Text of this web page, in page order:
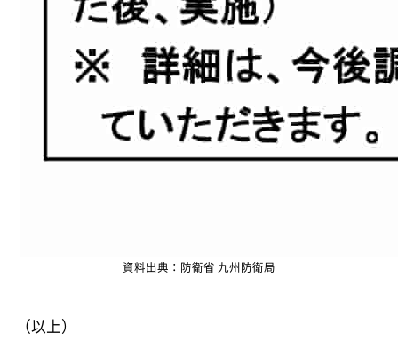
資料出典：防衛省 九州防衛局
（以上）